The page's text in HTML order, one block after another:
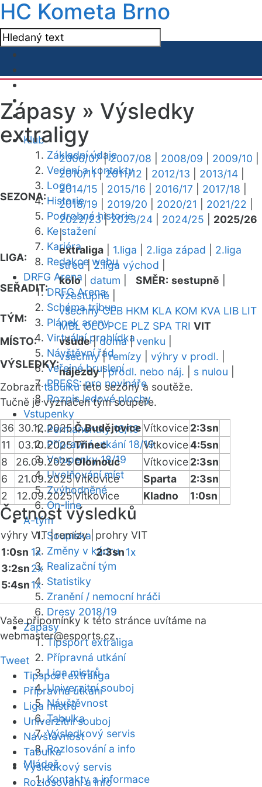
HC Kometa Brno
Klub
Základní údaje
Vedení a kontakty
Logo
Historie
Podrobná historie
Ke stažení
Kariéra
Redakce webu
DRFG Arena
DRFG Arena
Schéma tribun
Plánek areny
Virtuální prohlídka
Návštěvní řád
Veřejné bruslení
PRESS: pro novináře
Rozpis ledové plochy
Vstupenky
Permanentky 18/19
Přípravná utkání 18/19
Vstupenky 18/19
Uvolňování míst
Zvýhodněné
On-line
A-tým
Soupiska
Změny v kádru
Realizační tým
Statistiky
Zranění / nemocní hráči
Dresy 2018/19
Zápasy
Tipsport extraliga
Přípravná utkání
Liga mistrů
Univerzitní souboj
Návštěvnost
Tabulka
Výsledkový servis
Rozlosování a info
Mládež
Kontakty a informace
Zápasy » Výsledky
extraligy
SEZONA:
2006/07|2007/08 2008/09 2009/10
2010/11|2011/12 2012/13 2013/14
2014/15
2015/16 2016/17 2017/18
2018/19
2019/20 2020/21 2021/22
2022/23|2023/24 2024/25
2025/26
|
LIGA:
extraliga 1.liga 2.liga západ
2.liga
střed|2.liga východ
SEŘADIT:
kolo| datum SMĚR: sestupně
vzestupně
TÝM:
všechny CEB HKM KLA KOM KVA LIB LIT
MBL OLO PCE PLZ SPA TRI VIT
MÍSTO:
všude|doma|venku
VÝSLEDKY:
všechny|remízy výhry v prodl.
nájezdy|prodl. nebo náj. s nulou
Zobrazittabulkutéto sezóny a soutěže.
Tučně je vyznačen tým soupeře.
36 30.12.2025Č.BudějoviceVítkovice2:3sn
11
03.10.2025Třinec Vítkovice4:5sn
8
26.09.2025Olomouc Vítkovice2:3sn
6
21.09.2025Vítkovice Sparta
2:3sn
2
12.09.2025Vítkovice Kladno 1:0sn
Četnost výsledků
výhry VIT |remízy | prohry VIT
1:0sn 1x
3:2sn2x
5:4sn1x
2:3sn1x
Vaše připomínky k této stránce uvítáme na
webmaster@esports.cz.
Tweet
Tipsport extraliga
Přípravná utkání
Liga mistrů
Univerzitní souboj
Návštěvnost
Tabulka
Výsledkový servis
Rozlosování a info